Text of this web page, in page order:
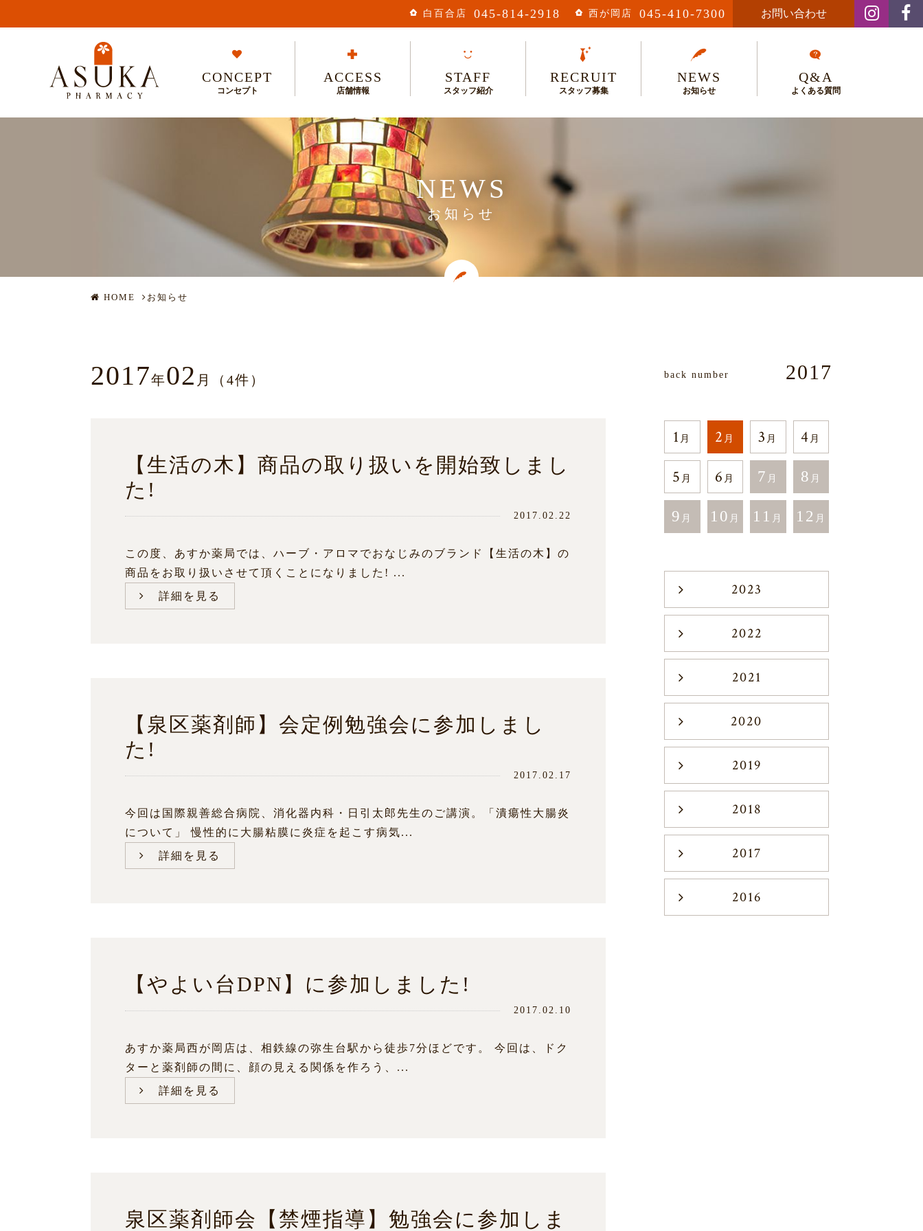
白百合店 045-814-2918 西が岡店 045-410-7300 お問い合わせ
CONCEPT
コンセプト
ACCESS
店舗情報
STAFF
スタッフ紹介
RECRUIT
スタッフ募集
NEWS
お知らせ
Q&A
よくある質問
NEWS
お知らせ
HOME お知らせ
back number 2017
1 月 2 月 3 月 4 月
5 月 6 月 7 月 8 月
9 月 10 月 11 月 12 月
2023
2022
2021
2020
2019
2018
2017
2016
2017年02 月（4件）
【生活の木】商品の取り扱いを開始致しまし
た!
2017.02.22
この度、あすか薬局では、ハーブ・アロマでおなじみのブランド【生活の木】の
商品をお取り扱いさせて頂くことになりました! ...
詳細を見る
【泉区薬剤師】会定例勉強会に参加しまし
た!
2017.02.17
今回は国際親善総合病院、消化器内科・日引太郎先生のご講演。「潰瘍性大腸炎
について」 慢性的に大腸粘膜に炎症を起こす病気...
詳細を見る
【やよい台DPN】に参加しました!
2017.02.10
あすか薬局西が岡店は、相鉄線の弥生台駅から徒歩7分ほどです。 今回は、ドク
ターと薬剤師の間に、顔の見える関係を作ろう、...
詳細を見る
泉区薬剤師会【禁煙指導】勉強会に参加しま